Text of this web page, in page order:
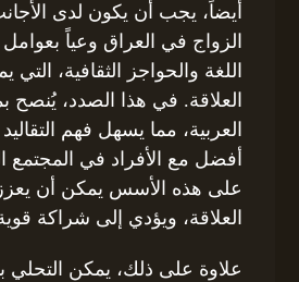
أيضاً، يجب أن يكون لدى
الزواج في العراق وعياً
اللغة والحواجز الثقافية،
العلاقة. في هذا الصدد، يُنصح
العربية، مما يسهل فهم
أفضل مع الأفراد في المجتمع
على هذه الأسس يمكن أن
العلاقة، ويؤدي إلى شراكة
علاوة على ذلك، يمكن التحلي